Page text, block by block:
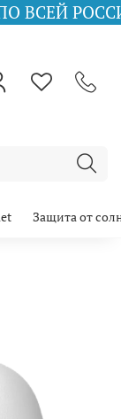
ПРИ
Защита от